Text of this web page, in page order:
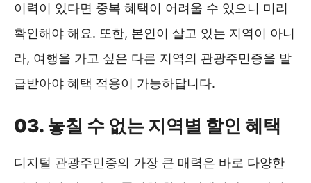
이력이 있다면 중복 혜택이 어려울 수 있으니 미리
확인해야 해요. 또한, 본인이 살고 있는 지역이 아니
라, 여행을 가고 싶은 다른 지역의 관광주민증을 발
급받아야 혜택 적용이 가능하답니다.
03. 놓칠 수 없는 지역별 할인 혜택
디지털 관광주민증의 가장 큰 매력은 바로 다양한